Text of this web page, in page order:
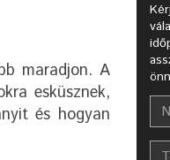
maradjon. A
esküsznek,
és hogyan